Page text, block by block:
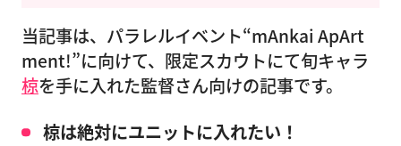
当記事は、パラレルイベント“mAnkai ApArt
ment!”に向けて、限定スカウトにて旬キャラ
椋を手に入れた監督さん向けの記事です。
椋は絶対にユニットに入れたい！